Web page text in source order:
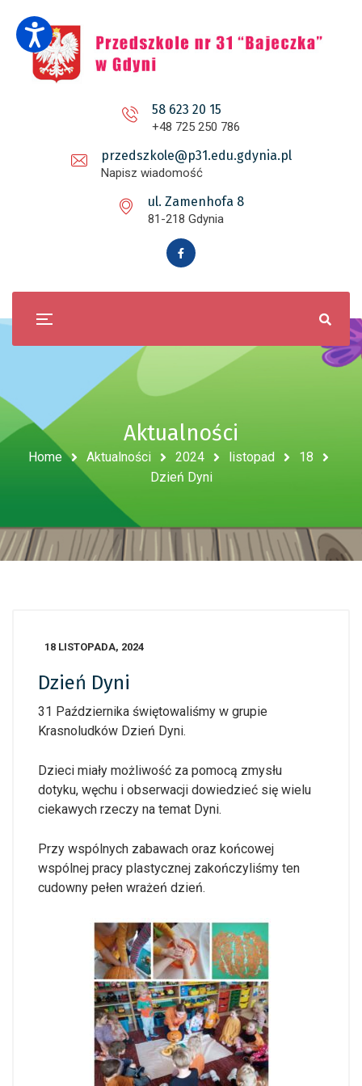
58 623 20 15
+48 725 250 786
przedszkole@p31.edu.gdynia.pl
Napisz wiadomość
ul. Zamenhofa 8
81-218 Gdynia
Aktualności
Home Aktualności 2024 listopad
18
Dzień Dyni
18 LISTOPADA, 2024
Dzień Dyni
31 Października świętowaliśmy w grupie
Krasnoludków Dzień Dyni.
Dzieci miały możliwość za pomocą zmysłu
dotyku, węchu i obserwacji dowiedzieć się wielu
ciekawych rzeczy na temat Dyni.
Przy wspólnych zabawach oraz końcowej
wspólnej pracy plastycznej zakończyliśmy ten
cudowny pełen wrażeń dzień.